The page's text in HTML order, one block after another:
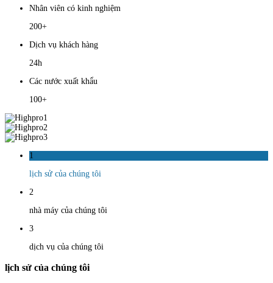
Nhân viên có kinh nghiệm
200+
Dịch vụ khách hàng
24h
Các nước xuất khẩu
100+
1
lịch sử của chúng tôi
2
nhà máy của chúng tôi
3
dịch vụ của chúng tôi
lịch sử của chúng tôi